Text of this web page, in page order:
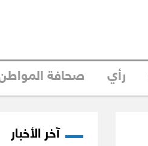
رأي صحافة
آخر الأخبار